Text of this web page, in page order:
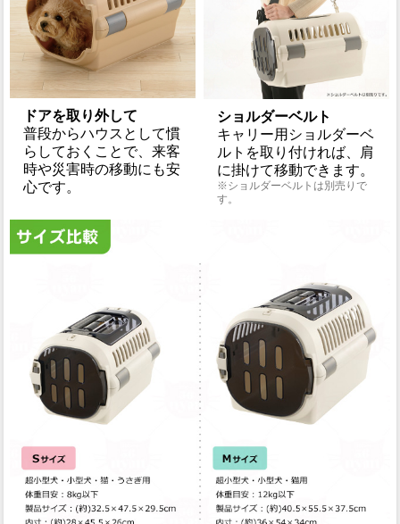
ドアを取り外して
普段からハウスとして慣
らしておくことで、来客
時や災害時の移動にも安
心です。
ショルダーベルト
キャリー用ショルダーベ
ルトを取り付ければ、肩
に掛けて移動できます。
※ショルダーベルトは別売りで
す。